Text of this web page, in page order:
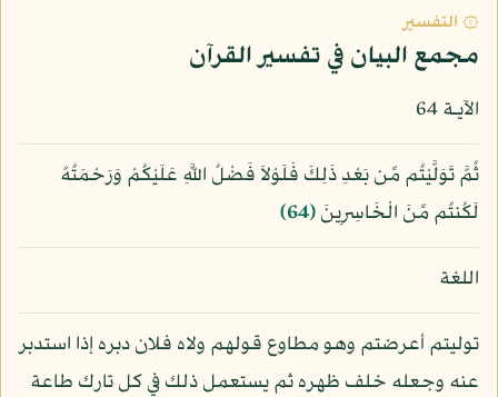
۞ التفسير
مجمع البيان في تفسير القرآن
الآيـة 64
ثُمَّ تَوَلَّيْتُم مِّن بَعْدِ ذَلِكَ فَلَوْلاَ فَضْلُ اللَّهِ عَلَيْكُمْ وَرَحْمَتُهُ
لَكُنتُم مِّنَ الْخَاسِرِينَ﴿64﴾
اللغة
توليتم أعرضتم وهو مطاوع قولهم ولاه فلان دبره إذا استدبر
عنه وجعله خلف ظهره ثم يستعمل ذلك في كل تارك طاعة